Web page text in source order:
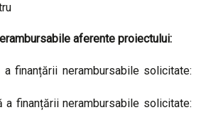
aferente proiectului:
a finanțării nerambursabile solicitate:
a finanțării nerambursabile solicitate: